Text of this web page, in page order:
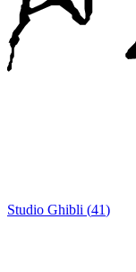
Studio Ghibli (41)